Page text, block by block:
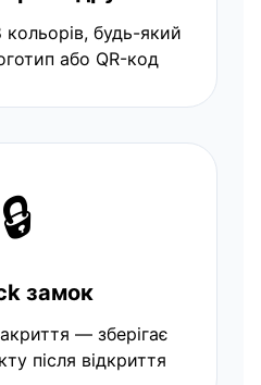
будь-який
або QR-код
🔒
замок
— зберігає
після відкриття